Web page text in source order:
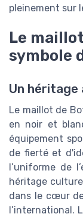
pleinement sur
Le
symbole
Un héritage
Le maillot de
en noir et
équipement
de fierté et
l’uniforme de
héritage
dans le cœur
l’international.